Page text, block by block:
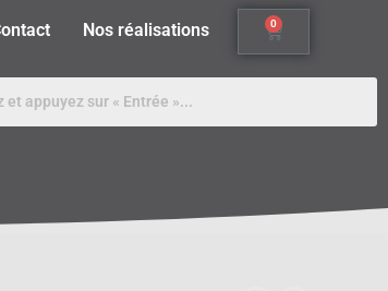
Nos réalisations 0